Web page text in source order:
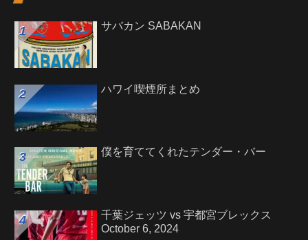
サバカン SABAKAN
ハワイ喫煙所まとめ
僕を育ててくれたテンダー・バー
千葉ジェッツ vs 宇都宮ブレックス
October 6, 2024